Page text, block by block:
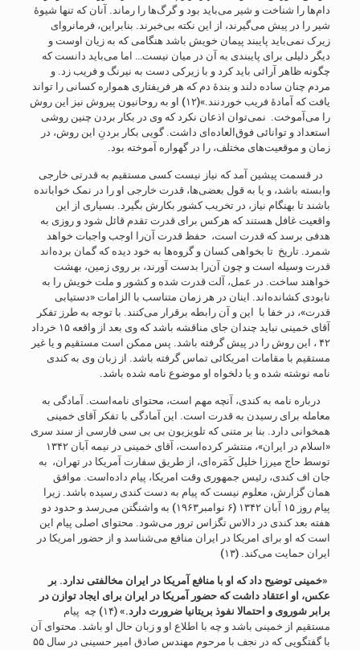
دام‌ها را شناخت و شیر می‎‌باید بود و گرگ‌ها را رماند. آنان که تنها شیوۀ
شیر را در پیش می‌گیرند، از این نکته بی‌خبرند. بنابراین، فرمانروای
زیرک نمی‌باید پایبند پیمان خویش باشد هنگامی که به زیان اوست و
دیگر دلیلی برای پایبندی به آن در میان نیست… اما می‌باید دانست که
چگونه ظاهر آرائی باید کرد و با زیرکی دست به نیرنگ و فریب زد. و
مردم چنان ساده دلند و بندۀ دم که هر فریفتاری همواره کسانی را تواند
یافت که آمادۀ فریب خوردنند.»(۱۲) او به روحانیون پیروش نیز این روش
را می‌آموخت. نمی‌توان اذعان نکرد که وی در بکار بردن چنین روشی
استعداد و توانائی فوق‌العاده‌ای داشت. گویی بکار بردنِ این روش، در
زمان و موقعیت‌های مختلف، را در گهواره آموخته بود.
در قسمت پیشین آمد که نیاز نیست کسی مستقیم به قدرتی خارجی
وابسته باشد، و یا به قول بعضی‌ها، قدرت خارجی او را در نمک خوابانده
باشند تا بهنگام نیاز، در تخریب کشور بکارش بگیرد. بسیاری از این
واقعیت غافل هستند که هرکس برای قدرت تقدم قائل شود و روزی به
هدفی برسد که قدرت است، حفظ قدرت آن‌را اوجب واجبات خواهد
شمرد. تاریخ تا بخواهی کسان و گروه‌ها به خود دیده که گمان برده‌اند
قدرت وسیله است و چون آن‌را بدست آورند، بر روی زمین، بهشت
خواهند ساخت. در عمل، آلت قدرت شده و کشور و ملت خویش را به
نابودی کشانده‌اند. اینان در هر زمان متناسب با الزامات «دستیابی
قدرت»، در خفا با این و آن رابطه برقرار می‌کنند. با توجه به طرز تفکر
آقای خمینی نباید چندان جای مناقشه باشد که وی بعد از واقعه ۱۵ خرداد
۴۲ ، این روش را در پیش گرفته باشد. پس ممکن است مستقیم و یا غیر
مستقیم با مقامات امریکائی تماس گرفته باشد. از زبان وی به کندی
نامه نوشته شده و یا دلخواه او موضوع نامه شده باشد.
درباره نامه به کندی، آنچه مهم است، محتوای نامه‌است. آمادگی به
معامله برای رسیدن به قدرت است. این آمادگی با تفکر آقای خمینی
همخوانی دارد. بنا بر متنی که تلویزیون بی بی سی فارسی از سند سری
«اسلام در ایران»، منتشر کرده‌است، آقای خمینی در نیمه آبان ۱۳۴۲
توسط حاج میرزا خلیل کَمَره‌ای، از طریق سفارت آمریکا در تهران، به
جان اف کندی، رئیس جمهوری وقت امریکا، پیام داده‌است. موافق
همان گزارش، معلوم نیست که پیام به دست کندی رسیده باشد. زیرا
پیام روز ۱۵ آبان ۱۳۴۲ (۶ نوامبر۱۹۶۳) به واشنگتن می‌رسد و حدود دو
هفته بعد کندی در دالاس تگزاس ترور می‌شود. محتوای اصلی پیام این
است که او برای امریکا در ایران منافع می‌شناسد و از حضور امریکا در
ایران حمایت می‌کند. (۱۳)
«خمینی توضیح داد که او با منافع آمریکا در ایران مخالفتی ندارد. بر
عکس، او اعتقاد داشت که حضور آمریکا در ایران برای ایجاد توازن در
برابر شوروی و احتمالا نفوذ بریتانیا ضرورت دارد.»
(۱۴) چه پیام
مستقیم از خمینی باشد و چه با اطلاع او و زبان حال او باشد. محتوای آن
با گفتگویی که در نجف با مرحوم مهندس صادق امیر حسینی در سال ۵۵